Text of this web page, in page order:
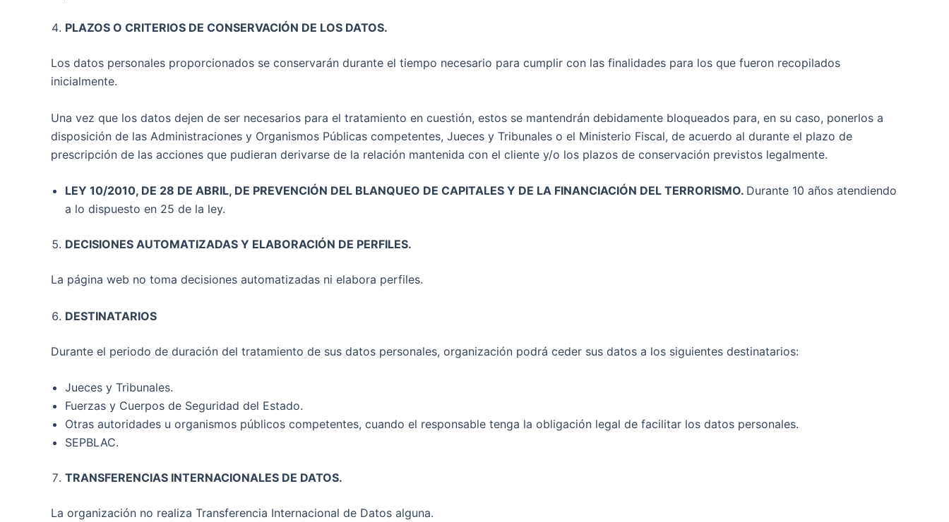
PLAZOS O CRITERIOS DE CONSERVACIÓN DE LOS DATOS.
Los datos personales proporcionados se conservarán durante el tiempo necesario para cumplir con las finalidades para los que fueron recopilados
inicialmente.
Una vez que los datos dejen de ser necesarios para el tratamiento en cuestión, estos se mantendrán debidamente bloqueados para, en su caso, ponerlos a
disposición de las Administraciones y Organismos Públicas competentes, Jueces y Tribunales o el Ministerio Fiscal, de acuerdo al durante el plazo de
prescripción de las acciones que pudieran derivarse de la relación mantenida con el cliente y/o los plazos de conservación previstos legalmente.
LEY 10/2010, DE 28 DE ABRIL, DE PREVENCIÓN DEL BLANQUEO DE CAPITALES Y DE LA FINANCIACIÓN DEL TERRORISMO. Durante 10 años atendiendo
a lo dispuesto en 25 de la ley.
DECISIONES AUTOMATIZADAS Y ELABORACIÓN DE PERFILES.
La página web no toma decisiones automatizadas ni elabora perfiles.
DESTINATARIOS
Durante el periodo de duración del tratamiento de sus datos personales, organización podrá ceder sus datos a los siguientes destinatarios:
Jueces y Tribunales.
Fuerzas y Cuerpos de Seguridad del Estado.
Otras autoridades u organismos públicos competentes, cuando el responsable tenga la obligación legal de facilitar los datos personales.
SEPBLAC.
TRANSFERENCIAS INTERNACIONALES DE DATOS.
La organización no realiza Transferencia Internacional de Datos alguna.